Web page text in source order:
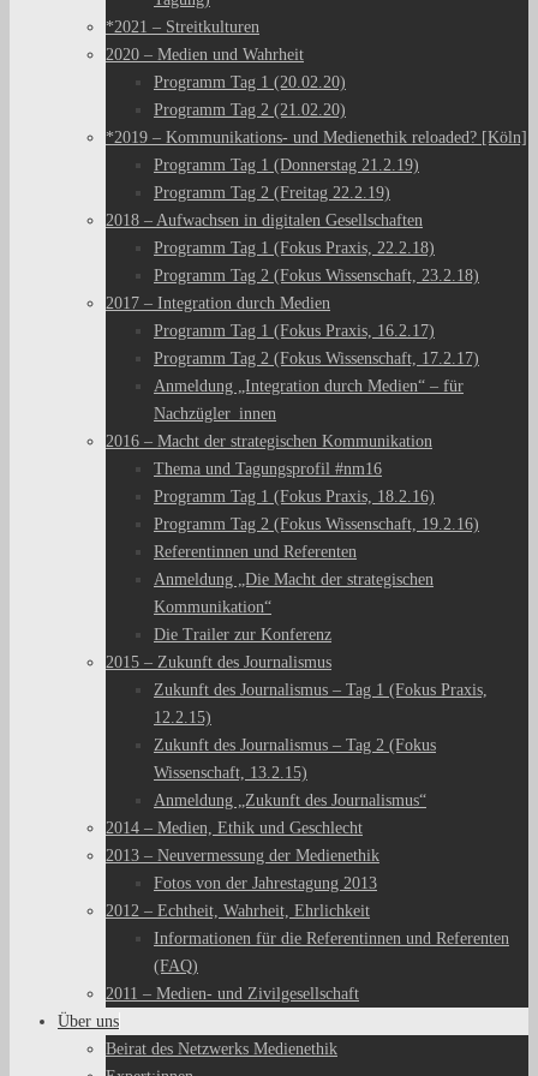
*2021 – Streitkulturen
2020 – Medien und Wahrheit
Programm Tag 1 (20.02.20)
Programm Tag 2 (21.02.20)
*2019 – Kommunikations- und Medienethik reloaded? [Köln]
Programm Tag 1 (Donnerstag 21.2.19)
Programm Tag 2 (Freitag 22.2.19)
2018 – Aufwachsen in digitalen Gesellschaften
Programm Tag 1 (Fokus Praxis, 22.2.18)
Programm Tag 2 (Fokus Wissenschaft, 23.2.18)
2017 – Integration durch Medien
Programm Tag 1 (Fokus Praxis, 16.2.17)
Programm Tag 2 (Fokus Wissenschaft, 17.2.17)
Anmeldung „Integration durch Medien“ – für
Nachzügler_innen
2016 – Macht der strategischen Kommunikation
Thema und Tagungsprofil #nm16
Programm Tag 1 (Fokus Praxis, 18.2.16)
Programm Tag 2 (Fokus Wissenschaft, 19.2.16)
Referentinnen und Referenten
Anmeldung „Die Macht der strategischen
Kommunikation“
Die Trailer zur Konferenz
2015 – Zukunft des Journalismus
Zukunft des Journalismus – Tag 1 (Fokus Praxis,
12.2.15)
Zukunft des Journalismus – Tag 2 (Fokus
Wissenschaft, 13.2.15)
Anmeldung „Zukunft des Journalismus“
2014 – Medien, Ethik und Geschlecht
2013 – Neuvermessung der Medienethik
Fotos von der Jahrestagung 2013
2012 – Echtheit, Wahrheit, Ehrlichkeit
Informationen für die Referentinnen und Referenten
(FAQ)
2011 – Medien- und Zivilgesellschaft
Über uns
Beirat des Netzwerks Medienethik